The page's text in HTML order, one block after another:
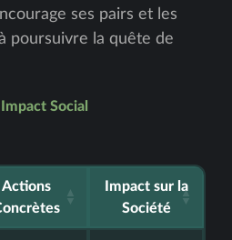
ses pairs et les
poursuivre la quête de
Social
Actions
Impact sur la
Société